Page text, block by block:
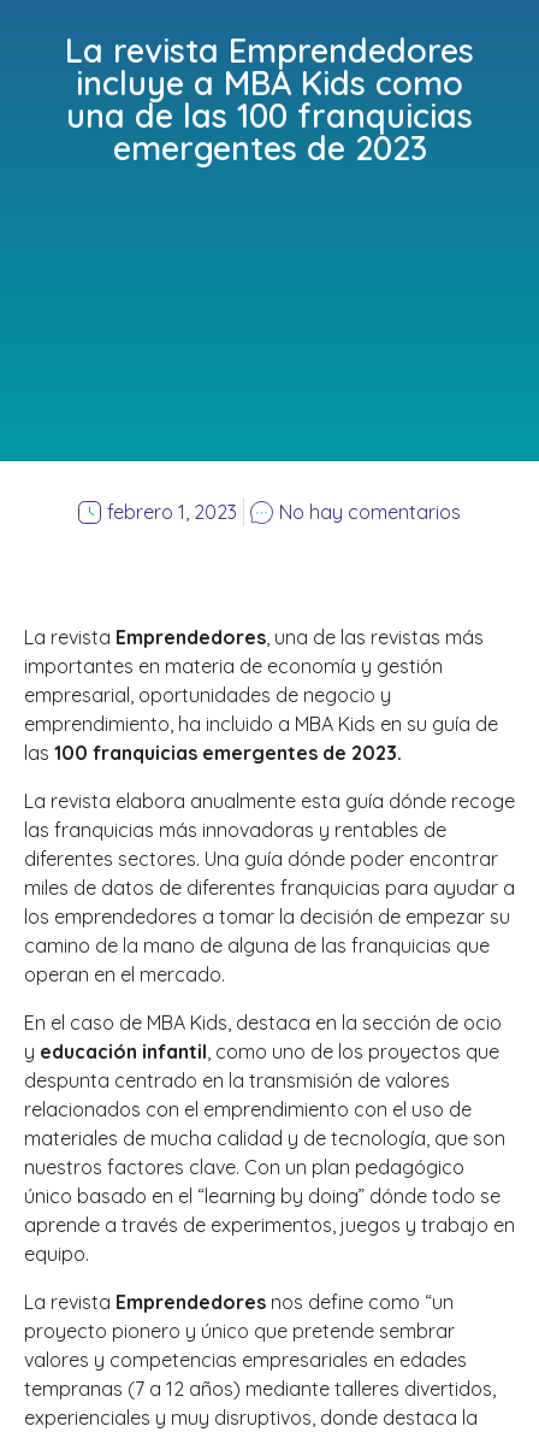
La revista Emprendedores
incluye a MBA Kids como
una de las 100 franquicias
emergentes de 2023
febrero 1, 2023 No hay comentarios
La revista Emprendedores, una de las revistas más
importantes en materia de economía y gestión
empresarial, oportunidades de negocio y
emprendimiento, ha incluido a MBA Kids en su guía de
las 100 franquicias emergentes de 2023.
La revista elabora anualmente esta guía dónde recoge
las franquicias más innovadoras y rentables de
diferentes sectores. Una guía dónde poder encontrar
miles de datos de diferentes franquicias para ayudar a
los emprendedores a tomar la decisión de empezar su
camino de la mano de alguna de las franquicias que
operan en el mercado.
En el caso de MBA Kids, destaca en la sección de ocio
y educación infantil, como uno de los proyectos que
despunta centrado en la transmisión de valores
relacionados con el emprendimiento con el uso de
materiales de mucha calidad y de tecnología, que son
nuestros factores clave. Con un plan pedagógico
único basado en el “learning by doing” dónde todo se
aprende a través de experimentos, juegos y trabajo en
equipo.
La revista Emprendedores nos define como “un
proyecto pionero y único que pretende sembrar
valores y competencias empresariales en edades
tempranas (7 a 12 años) mediante talleres divertidos,
experienciales y muy disruptivos, donde destaca la